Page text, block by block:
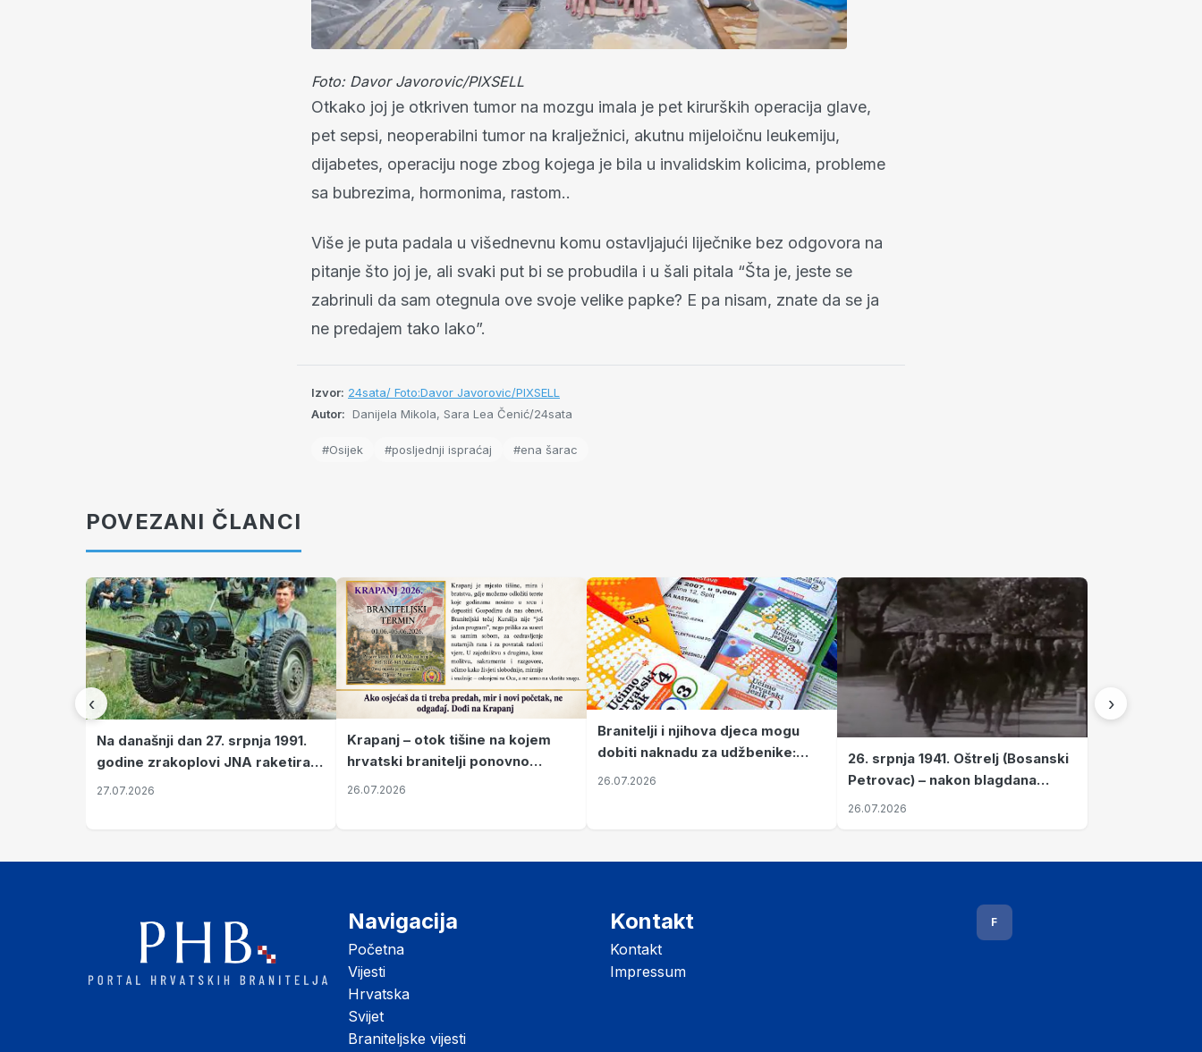
Foto: Davor Javorovic/PIXSELL
Otkako joj je otkriven tumor na mozgu imala je pet kirurških operacija glave,
pet sepsi, neoperabilni tumor na kralježnici, akutnu mijeloičnu leukemiju,
dijabetes, operaciju noge zbog kojega je bila u invalidskim kolicima, probleme
sa bubrezima, hormonima, rastom..
Više je puta padala u višednevnu komu ostavljajući liječnike bez odgovora na
pitanje što joj je, ali svaki put bi se probudila i u šali pitala “Šta je, jeste se
zabrinuli da sam otegnula ove svoje velike papke? E pa nisam, znate da se ja
ne predajem tako lako”.
Izvor: 24sata/ Foto:Davor Javorovic/PIXSELL
Autor: Danijela Mikola, Sara Lea Čenić/24sata
#Osijek #posljednji ispraćaj #ena šarac
POVEZANI ČLANCI
‹
Na današnji dan 27. srpnja 1991.
godine zrakoplovi JNA raketirali
su vojarnu i obučni centar "Nikola
27.07.2026
Krapanj – otok tišine na kojem
hrvatski branitelji ponovno
pronalaze mir
26.07.2026
Branitelji i njihova djeca mogu
dobiti naknadu za udžbenike:
zahtjevi se podnose do 31.
26.07.2026
26. srpnja 1941. Oštrelj (Bosanski
Petrovac) – nakon blagdana
Svete Ane izvršen napad srpskih
26.07.2026
›
Navigacija
Početna
Vijesti
Hrvatska
Svijet
Braniteljske vijesti
Kontakt
Kontakt
Impressum
F